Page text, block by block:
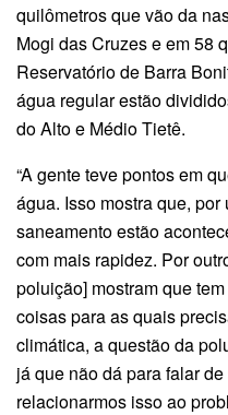
quilômetros que vão da
Mogi das Cruzes e em 58
Reservatório de Barra
água regular estão
do Alto e Médio Tietê.
“A gente teve pontos em
água. Isso mostra que,
saneamento estão
com mais rapidez. Por
poluição] mostram que
coisas para as quais
climática, a questão da
já que não dá para falar
relacionarmos isso ao